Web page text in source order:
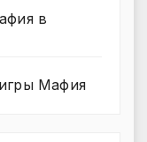
в
Мафия